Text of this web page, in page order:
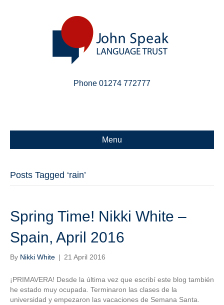
Phone 01274 772777
Menu
Posts Tagged ‘rain’
Spring Time! Nikki White –
Spain, April 2016
By Nikki White | 21 April 2016
¡PRIMAVERA! Desde la última vez que escribí este blog también
he estado muy ocupada. Terminaron las clases de la
universidad y empezaron las vacaciones de Semana Santa.